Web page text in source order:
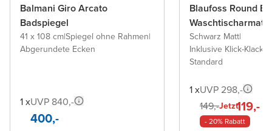
Balmani Giro Arcato
Badspiegel
41 x 108 cm|Spiegel ohne Rahmen|
Abgerundete Ecken
1 xUVP 840,-
400,-
Blaufoss Round
Schwarz Matt|
Inklusive Klick-Klack
Standard
1 xUVP 298,-
149,-Jetzt119,-
- 20% Rabatt